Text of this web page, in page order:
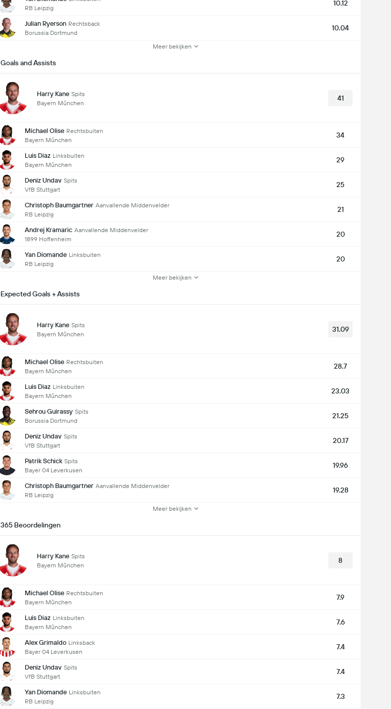
RB Leipzig
10.12
Julian Ryerson Rechtsback
Borussia Dortmund
10.04
Meer bekijken
Goals and Assists
Harry Kane Spits
Bayern München
41
Michael Olise Rechtsbuiten
Bayern München
34
Luis Diaz Linksbuiten
Bayern München
29
Deniz Undav Spits
VfB Stuttgart
25
Christoph Baumgartner Aanvallende Middenvelder
RB Leipzig
21
Andrej Kramaric Aanvallende Middenvelder
1899 Hoffenheim
20
Yan Diomande Linksbuiten
RB Leipzig
20
Meer bekijken
Expected Goals + Assists
Harry Kane Spits
Bayern München
31.09
Michael Olise Rechtsbuiten
Bayern München
28.7
Luis Diaz Linksbuiten
Bayern München
23.03
Sehrou Guirassy Spits
Borussia Dortmund
21.25
Deniz Undav Spits
VfB Stuttgart
20.17
Patrik Schick Spits
Bayer 04 Leverkusen
19.96
Christoph Baumgartner Aanvallende Middenvelder
RB Leipzig
19.28
Meer bekijken
365 Beoordelingen
Harry Kane Spits
Bayern München
8
Michael Olise Rechtsbuiten
Bayern München
7.9
Luis Diaz Linksbuiten
Bayern München
7.6
Alex Grimaldo Linksback
Bayer 04 Leverkusen
7.4
Deniz Undav Spits
VfB Stuttgart
7.4
Yan Diomande Linksbuiten
RB Leipzig
7.3